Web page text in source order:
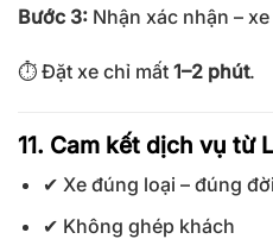
Bước 3: Nhận xác nhận –
⏱ Đặt xe chỉ mất 1–2 phút.
11. Cam kết dịch vụ từ
✔ Xe đúng loại – đúng đời
✔ Không ghép khách